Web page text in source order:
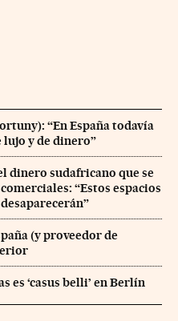
“En España todavía
lujo y de dinero”
dinero sudafricano que se
“Estos espacios
(y proveedor de
es ‘casus belli’ en Berlín